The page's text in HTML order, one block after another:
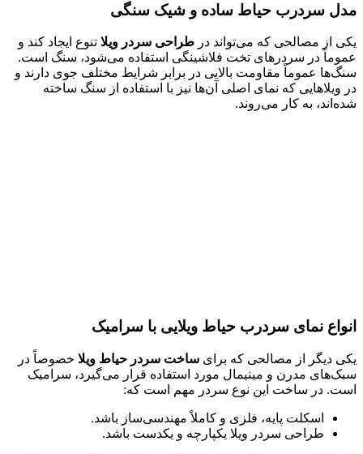
سردرب حیاط ساده و شیک سنگی
از مصالحی که می‌تواند درطراحی سردر ویلا تنوع ایجاد کند و
در سردرهای تخت فلاشینگی استفاده می‌شود، سنگ است.
عموماً مقاومت بالایی در برابر شرایط مختلف جوی دارند و
که نمای اصلی آن‌ها نیز با استفاده از سنگ ساخته
به کار می‌روند.
نمای سردرب حیاط ویلایی با سرامیک
دیگر از مصالحی که برایساخت سردر حیاط ویلا خصوصاً در
مدرن و مینیمال مورد استفاده قرار می‌گیرد، سرامیک
در ساخت این نوع سردر مهم است که:
اسکلت پایه، فلزی و کاملاً مهندسی‌ساز باشد.
طراحی سردر ویلا یکپارچه و یکدست باشد.